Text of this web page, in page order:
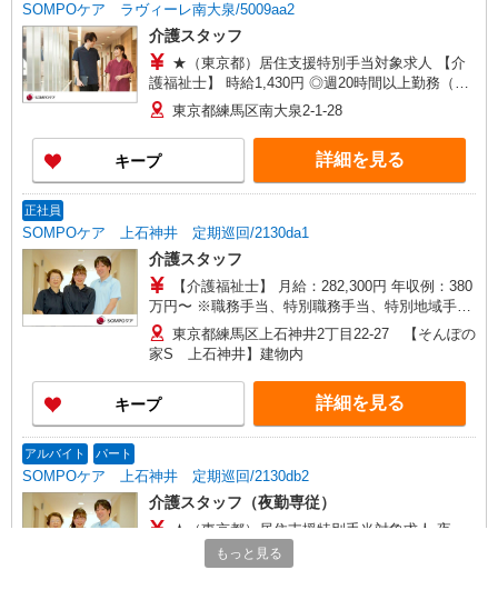
SOMPOケア ラヴィーレ南大泉/5009aa2
介護スタッフ
★（東京都）居住支援特別手当対象求人 【介
護福祉士】 時給1,430円 ◎週20時間以上勤務（社
保加入者）の場合は時給1,480円 【実務者研修・
初任者研修（ヘルパー1級・2級）・無資格】 時給
1,350円 ◎週20時間以上勤務（社保加入者）の場
合は時給1,400円 ※居住支援特別手当は勤続5年目
までの方はさらに時給＋50円（再入社者は除く）
東京都練馬区南大泉2-1-28
キープ 詳細を見る
正社員
SOMPOケア 上石神井 定期巡回/2130da1
介護スタッフ
【介護福祉士】 月給：282,300円 年収例：380
万円〜 ※職務手当、特別職務手当、特別地域手
当、（東京都）居住支援特別手当、働きがい向上
手当、日祝手当（月平均2回分）、在宅手当（月平
均10回分）等、毎月平均的に支払われる手当を含
みます。 ■深夜勤手当別途支給：4,000円/回 ■オン
コール手当（1,000円/日）あり ◎残業時は別途時
間外手当支給（超過1分〜） ◎居住支援特別手当
は除く） ◎賞与 基本給2.08ヶ月分/年支給
東京都練馬区上石神井2丁目22-27 【そんぽの
家S 上石神井】建物内
キープ 詳細を見る
アルバイト パート
SOMPOケア 上石神井 定期巡回/2130db2
介護スタッフ（夜勤専従）
★（東京都）居住支援特別手当対象求人 夜
勤：1勤務15,552円〜（時給制・夜勤手当含む）
時給：1,444円 ◎週20時間以上勤務（社保加入
もっと見る